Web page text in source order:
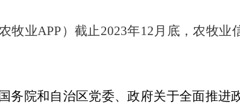
牧业APP ）截止2023年12月底 ，农牧业
务院和自治区党委、政府关于全面推进